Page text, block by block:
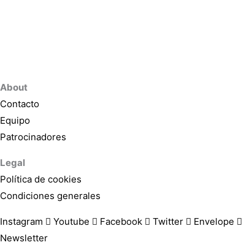
About
Contacto
Equipo
Patrocinadores
Legal
Política de cookies
Condiciones generales
Instagram Youtube Facebook Twitter
Envelope
Newsletter